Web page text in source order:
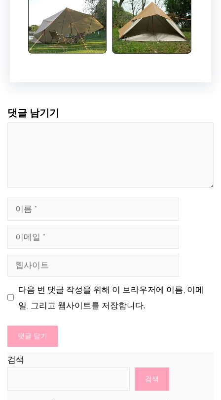
댓글 남기기
이 다음 번 댓글 작성을 위해 이 브라우저에 이름, 이메
일, 그리고 웹사이트를 저장합니다.
검색
검색